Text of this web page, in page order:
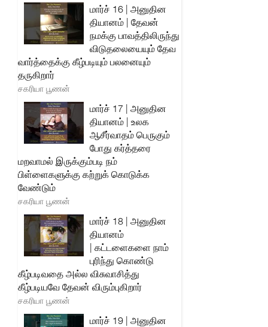
மார்ச் 16 | அனுதின
தியானம் | தேவன்
நமக்கு பாவத்திலிருந்து
விடுதலையையும் தேவ
வார்த்தைக்கு கீழ்படியும் பலனையும்
தருகிறார்
சகரியா பூணன்
மார்ச் 17 | அனுதின
தியானம் | உலக
ஆசீர்வாதம் பெருகும்
போது கர்த்தரை
மறவாமல் இருக்கும்படி நம்
பிள்ளைகளுக்கு கற்றுக் கொடுக்க
வேண்டும்
சகரியா பூணன்
மார்ச் 18 | அனுதின
தியானம்
| கட்டளைகளை நாம்
புரிந்து கொண்டு
கீழ்படிவதை அல்ல விசுவாசித்து
கீழ்படியவே தேவன் விரும்புகிறார்
சகரியா பூணன்
மார்ச் 19 | அனுதின